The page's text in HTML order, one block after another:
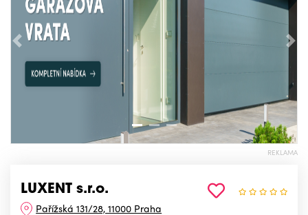
Předchozí
REKLAMA
LUXENT s.r.o.
Pařížská 131/28, 11000 Praha